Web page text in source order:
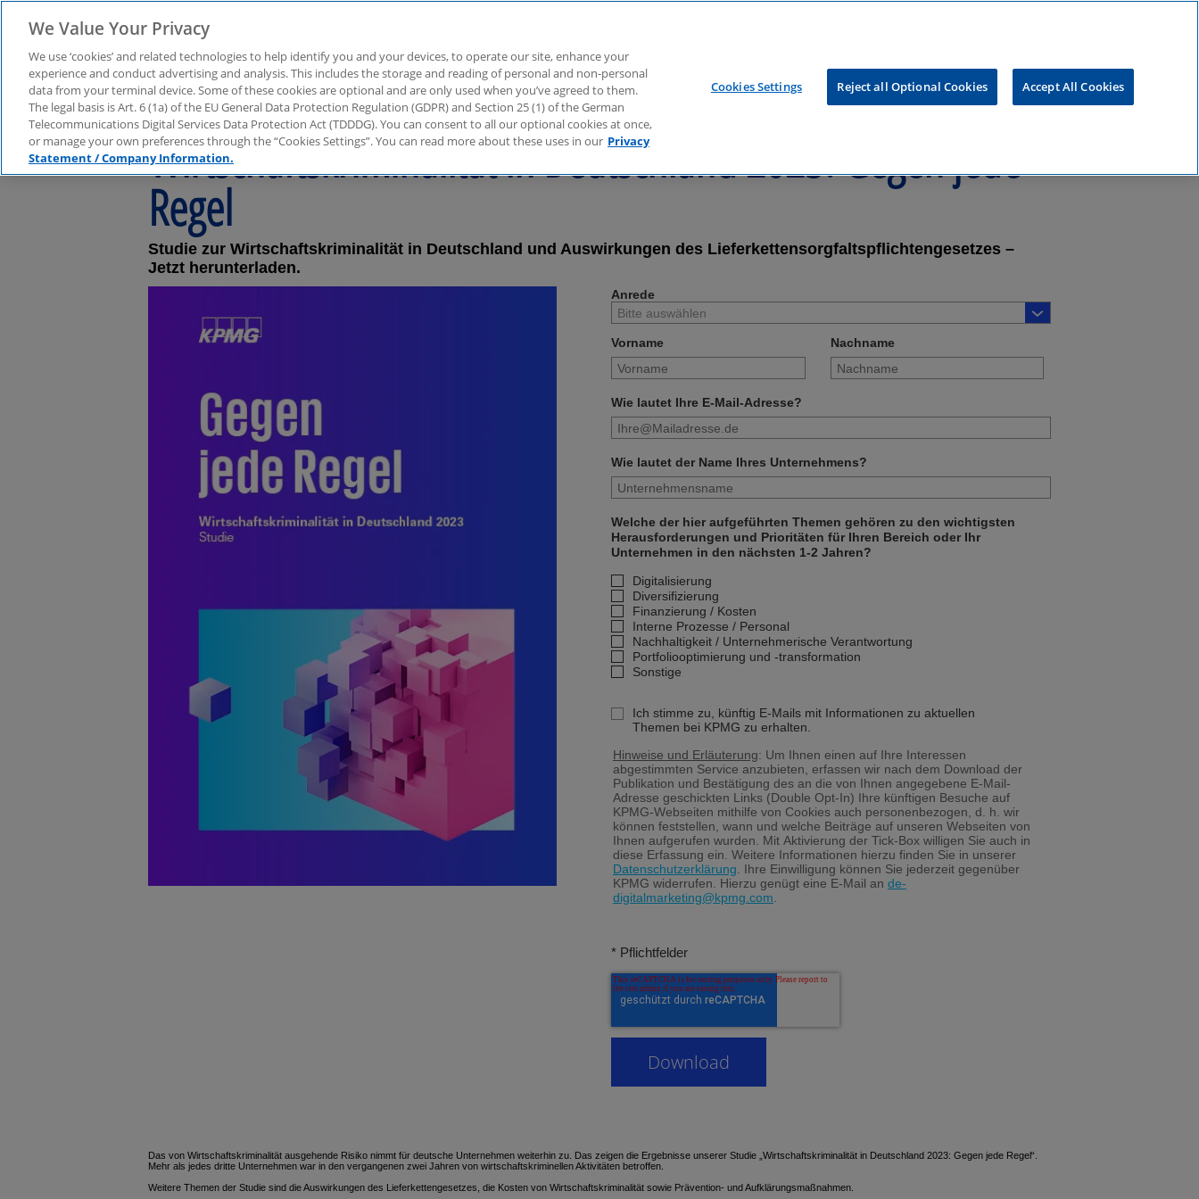
Wirtschaftskriminalität in Deutschland 2023: Gegen jede
Regel
Studie zur Wirtschaftskriminalität in Deutschland und Auswirkungen des Lieferkettensorgfaltspflichtengesetzes –
Jetzt herunterladen.
Anrede
Vorname Nachname
Wie lautet Ihre E-Mail-Adresse?
Wie lautet der Name Ihres Unternehmens?
Welche der hier aufgeführten Themen gehören zu den wichtigsten
Herausforderungen und Prioritäten für Ihren Bereich oder Ihr
Unternehmen in den nächsten 1-2 Jahren?
Digitalisierung
Diversifizierung
Finanzierung / Kosten
Interne Prozesse / Personal
Nachhaltigkeit / Unternehmerische Verantwortung
Portfoliooptimierung und -transformation
Sonstige
Hinweise und Erläuterung: Um Ihnen einen auf Ihre Interessen
abgestimmten Service anzubieten, erfassen wir nach dem Download der
Publikation und Bestätigung des an die von Ihnen angegebene E-Mail-
Adresse geschickten Links (Double Opt-In) Ihre künftigen Besuche auf
KPMG-Webseiten mithilfe von Cookies auch personenbezogen, d. h. wir
können feststellen, wann und welche Beiträge auf unseren Webseiten von
Ihnen aufgerufen wurden. Mit Aktivierung der Tick-Box willigen Sie auch in
diese Erfassung ein. Weitere Informationen hierzu finden Sie in unserer
Datenschutzerklärung . Ihre Einwilligung können Sie jederzeit gegenüber
KPMG widerrufen. Hierzu genügt eine E-Mail an de-
digitalmarketing@kpmg.com
Ich stimme zu, künftig E-Mails mit Informationen zu aktuellen
Themen bei KPMG zu erhalten.
* Pflichtfelder
Das von Wirtschaftskriminalität ausgehende Risiko nimmt für deutsche Unternehmen weiterhin zu. Das zeigen die Ergebnisse unserer Studie „Wirtschaftskriminalität in Deutschland 2023: Gegen jede Regel“.
Mehr als jedes dritte Unternehmen war in den vergangenen zwei Jahren von wirtschaftskriminellen Aktivitäten betroffen.
Weitere Themen der Studie sind die Auswirkungen des Lieferkettengesetzes, die Kosten von Wirtschaftskriminalität sowie Prävention- und Aufklärungsmaßnahmen.
We Value Your Privacy
We use ‘cookies’ and related technologies to help identify you and your devices, to operate our site, enhance your
experience and conduct advertising and analysis. This includes the storage and reading of personal and non-personal
data from your terminal device. Some of these cookies are optional and are only used when you’ve agreed to them.
The legal basis is Art. 6 (1a) of the EU General Data Protection Regulation (GDPR) and Section 25 (1) of the German
Telecommunications Digital Services Data Protection Act (TDDDG). You can consent to all our optional cookies at once,
or manage your own preferences through the “Cookies Settings”. You can read more about these uses in our Privacy
Statement / Company Information.
Cookies Settings Reject all Optional Cookies Accept All Cookies